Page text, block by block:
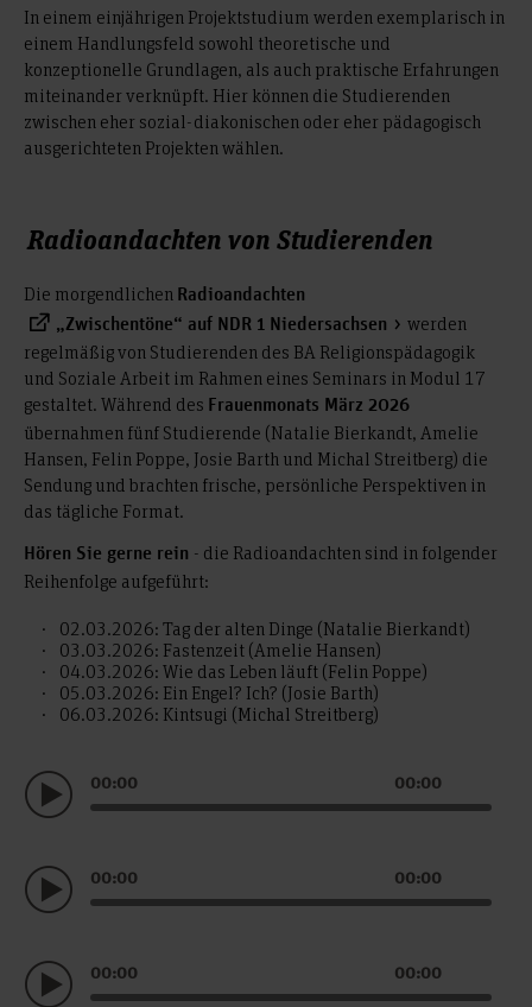
In einem einjährigen Projektstudium werden exemplarisch in
einem Handlungsfeld sowohl theoretische und
konzeptionelle Grundlagen, als auch praktische Erfahrungen
miteinander verknüpft. Hier können die Studierenden
zwischen eher sozial-diakonischen oder eher pädagogisch
ausgerichteten Projekten wählen.
Radioandachten von Studierenden
Die morgendlichen Radioandachten
„Zwischentöne“ auf NDR 1 Niedersachsen
werden
regelmäßig von Studierenden des BA Religionspädagogik
und Soziale Arbeit im Rahmen eines Seminars in Modul 17
gestaltet. Während des Frauenmonats März 2026
übernahmen fünf Studierende (Natalie Bierkandt, Amelie
Hansen, Felin Poppe, Josie Barth und Michal Streitberg) die
Sendung und brachten frische, persönliche Perspektiven in
das tägliche Format.
Hören Sie gerne rein - die Radioandachten sind in folgender
Reihenfolge aufgeführt:
02.03.2026: Tag der alten Dinge (Natalie Bierkandt)
03.03.2026: Fastenzeit (Amelie Hansen)
04.03.2026: Wie das Leben läuft (Felin Poppe)
05.03.2026: Ein Engel? Ich? (Josie Barth)
06.03.2026: Kintsugi (Michal Streitberg)
Audio
Player
00:00 00:00
Audio
Player
00:00 00:00
Audio
Player
00:00 00:00